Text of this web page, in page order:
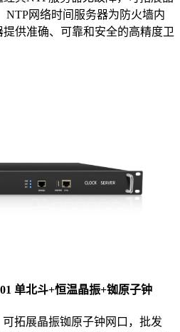
NTP网络时间服务器为防火墙内
供准确、可靠和安全的高精度卫
单北斗+恒温晶振+铷原子钟
拓展晶振铷原子钟网口，批发